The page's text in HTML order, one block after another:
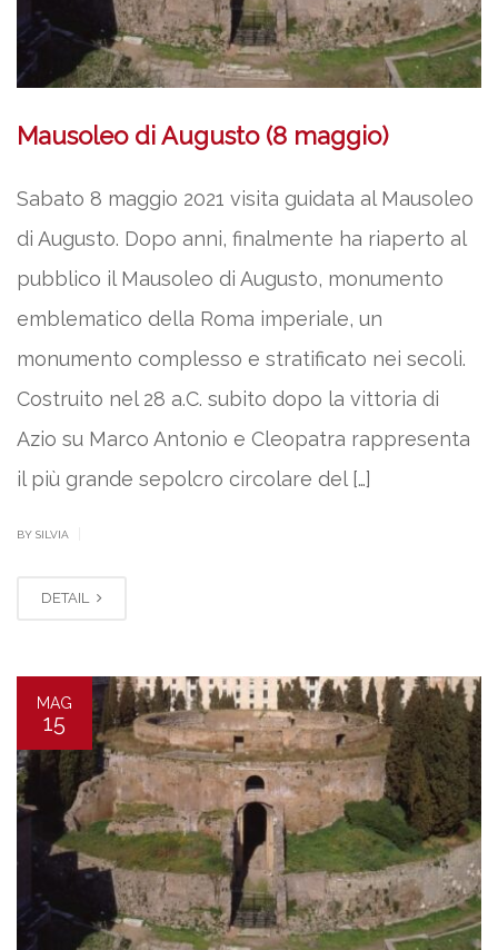
Mausoleo di Augusto (8 maggio)
Sabato 8 maggio 2021 visita guidata al Mausoleo
di Augusto. Dopo anni, finalmente ha riaperto al
pubblico il Mausoleo di Augusto, monumento
emblematico della Roma imperiale, un
monumento complesso e stratificato nei secoli.
Costruito nel 28 a.C. subito dopo la vittoria di
Azio su Marco Antonio e Cleopatra rappresenta
il più grande sepolcro circolare del […]
BY SILVIA
DETAIL
MAG
15